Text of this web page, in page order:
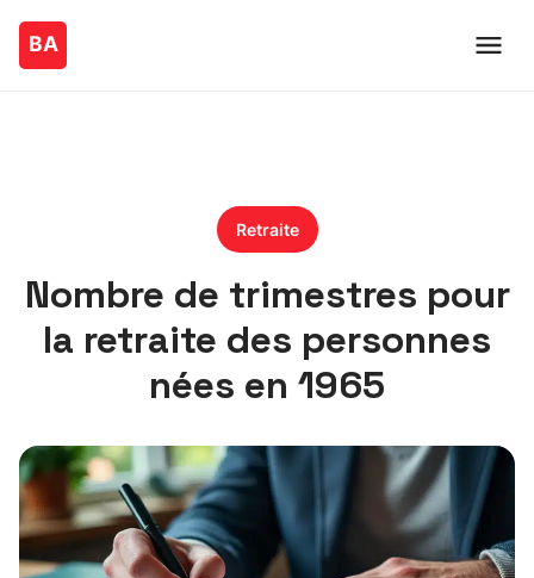
Retraite
Nombre de trimestres pour
la retraite des personnes
nées en 1965